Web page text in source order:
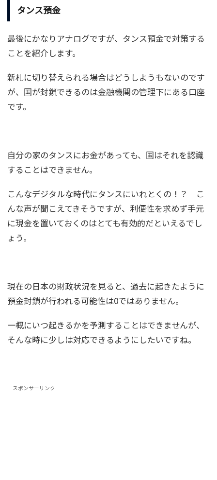
タンス預金
最後にかなりアナログですが、タンス預金で対策する
ことを紹介します。
新札に切り替えられる場合はどうしようもないのです
が、国が封鎖できるのは金融機関の管理下にある口座
です。
自分の家のタンスにお金があっても、国はそれを認識
することはできません。
こんなデジタルな時代にタンスにいれとくの！？ こ
んな声が聞こえてきそうですが、利便性を求めず手元
に現金を置いておくのはとても有効的だといえるでし
ょう。
現在の日本の財政状況を見ると、過去に起きたように
預金封鎖が行われる可能性は0ではありません。
一概にいつ起きるかを予測することはできませんが、
そんな時に少しは対応できるようにしたいですね。
スポンサーリンク